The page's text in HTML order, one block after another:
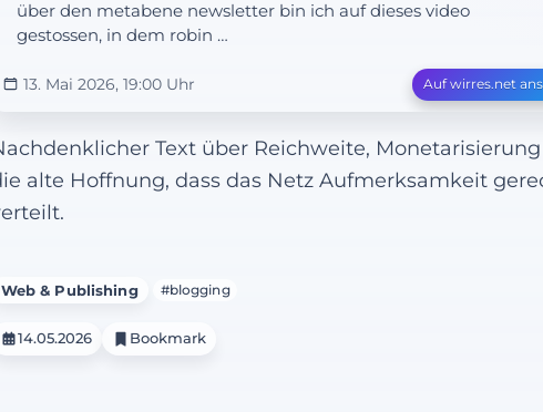
über den metabene newsletter bin ich auf dieses video
gestossen, in dem robin …
13. Mai 2026, 19:00 Uhr Auf wirres.net
Text über Reichweite,
alte Hoffnung, dass das Netz Aufmerksamkeit
Web & Publishing #blogging
14.05.2026 Bookmark